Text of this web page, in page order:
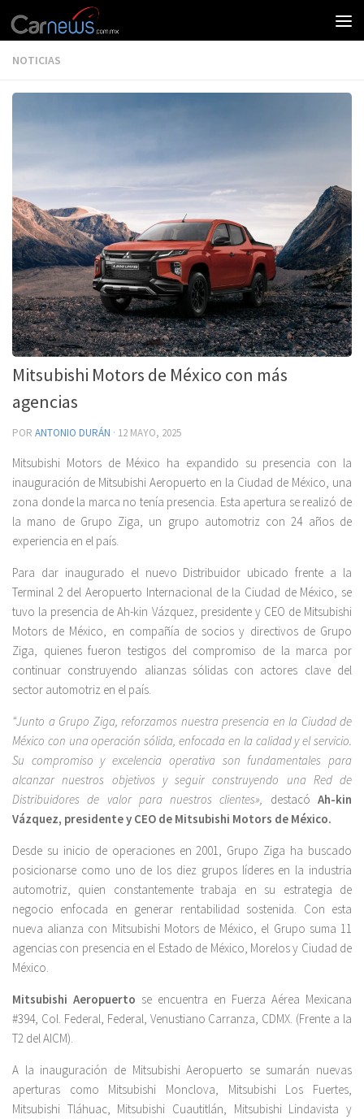
NOTICIAS
Mitsubishi Motors de México con más
agencias
POR ANTONIO DURÁN · 12 MAYO, 2025
Mitsubishi Motors de México ha expandido su presencia con la
inauguración de Mitsubishi Aeropuerto en la Ciudad de México, una
zona donde la marca no tenía presencia. Esta apertura se realizó de
la mano de Grupo Ziga, un grupo automotriz con 24 años de
experiencia en el país.
Para dar inaugurado el nuevo Distribuidor ubicado frente a la
Terminal 2 del Aeropuerto Internacional de la Ciudad de México, se
tuvo la presencia de Ah-kin Vázquez, presidente y CEO de Mitsubishi
Motors de México, en compañía de socios y directivos de Grupo
Ziga, quienes fueron testigos del compromiso de la marca por
continuar construyendo alianzas sólidas con actores clave del
sector automotriz en el país.
“Junto a Grupo Ziga, reforzamos nuestra presencia en la Ciudad de
México con una operación sólida, enfocada en la calidad y el servicio.
Su compromiso y excelencia operativa son fundamentales para
alcanzar nuestros objetivos y seguir construyendo una Red de
Distribuidores de valor para nuestros clientes», destacóAh-kin
Vázquez, presidente y CEO de Mitsubishi Motors de México.
Desde su inicio de operaciones en 2001, Grupo Ziga ha buscado
posicionarse como uno de los diez grupos líderes en la industria
automotriz, quien constantemente trabaja en su estrategia de
negocio enfocada en generar rentabilidad sostenida. Con esta
nueva alianza con Mitsubishi Motors de México, el Grupo suma 11
agencias con presencia en el Estado de México, Morelos y Ciudad de
México.
Mitsubishi Aeropuerto se encuentra en Fuerza Aérea Mexicana
#394, Col. Federal, Federal, Venustiano Carranza, CDMX. (Frente a la
T2 del AICM).
A la inauguración de Mitsubishi Aeropuerto se sumarán nuevas
aperturas como Mitsubishi Monclova, Mitsubishi Los Fuertes,
Mitsubishi Tláhuac, Mitsubishi Cuautitlán, Mitsubishi Lindavista y